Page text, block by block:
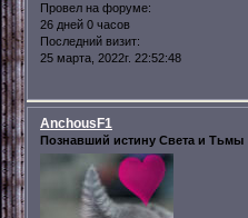
Провел на форуме:
26 дней 0 часов
Последний визит:
25 марта, 2022г. 22:52:48
AnchousF1
Познавший истину Света и Тьмы